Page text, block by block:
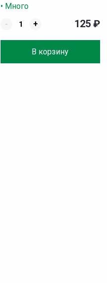
• Много
-
+
В корзину
125 ₽